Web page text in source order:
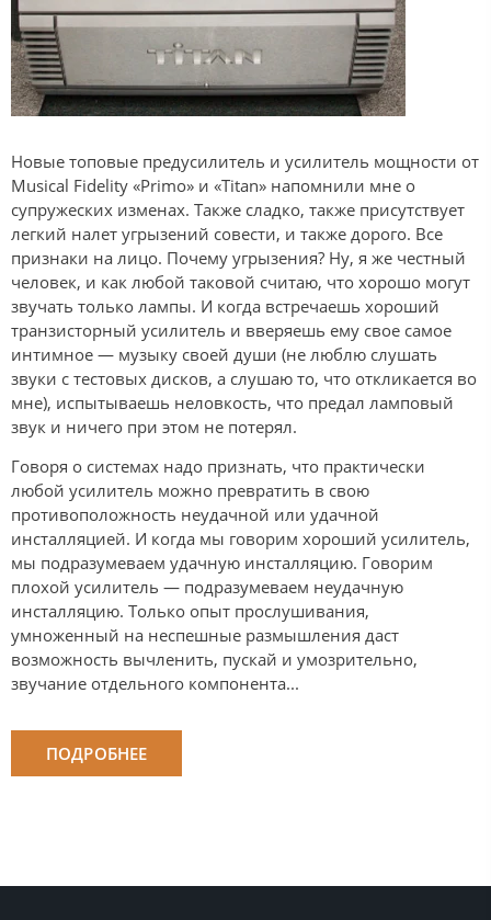
Новые топовые предусилитель и усилитель мощности от
Musical Fidelity «Primo» и «Titan» напомнили мне о
супружеских изменах. Также сладко, также присутствует
легкий налет угрызений совести, и также дорого. Все
признаки на лицо. Почему угрызения? Ну, я же честный
человек, и как любой таковой считаю, что хорошо могут
звучать только лампы. И когда встречаешь хороший
транзисторный усилитель и вверяешь ему свое самое
интимное — музыку своей души (не люблю слушать
звуки с тестовых дисков, а слушаю то, что откликается во
мне), испытываешь неловкость, что предал ламповый
звук и ничего при этом не потерял.
Говоря о системах надо признать, что практически
любой усилитель можно превратить в свою
противоположность неудачной или удачной
инсталляцией. И когда мы говорим хороший усилитель,
мы подразумеваем удачную инсталляцию. Говорим
плохой усилитель — подразумеваем неудачную
инсталляцию. Только опыт прослушивания,
умноженный на неспешные размышления даст
возможность вычленить, пускай и умозрительно,
звучание отдельного компонента...
ПОДРОБНЕЕ